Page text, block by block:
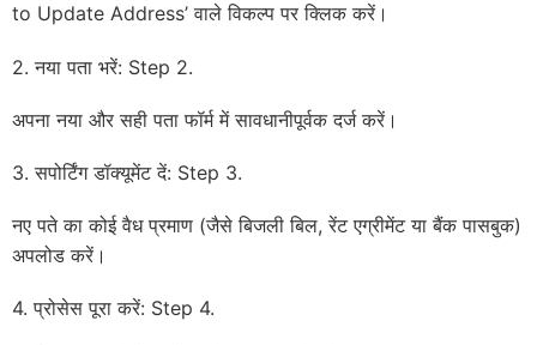
to Update Address’ वाले विकल्प पर क्लिक करें।
2. नया पता भरें: Step 2.
अपना नया और सही पता फॉर्म में सावधानीपूर्वक दर्ज करें।
3. सपोर्टिंग डॉक्यूमेंट दें: Step 3.
नए पते का कोई वैध प्रमाण (जैसे बिजली बिल, रेंट एग्रीमेंट या बैंक पासबुक)
अपलोड करें।
4. प्रोसेस पूरा करें: Step 4.